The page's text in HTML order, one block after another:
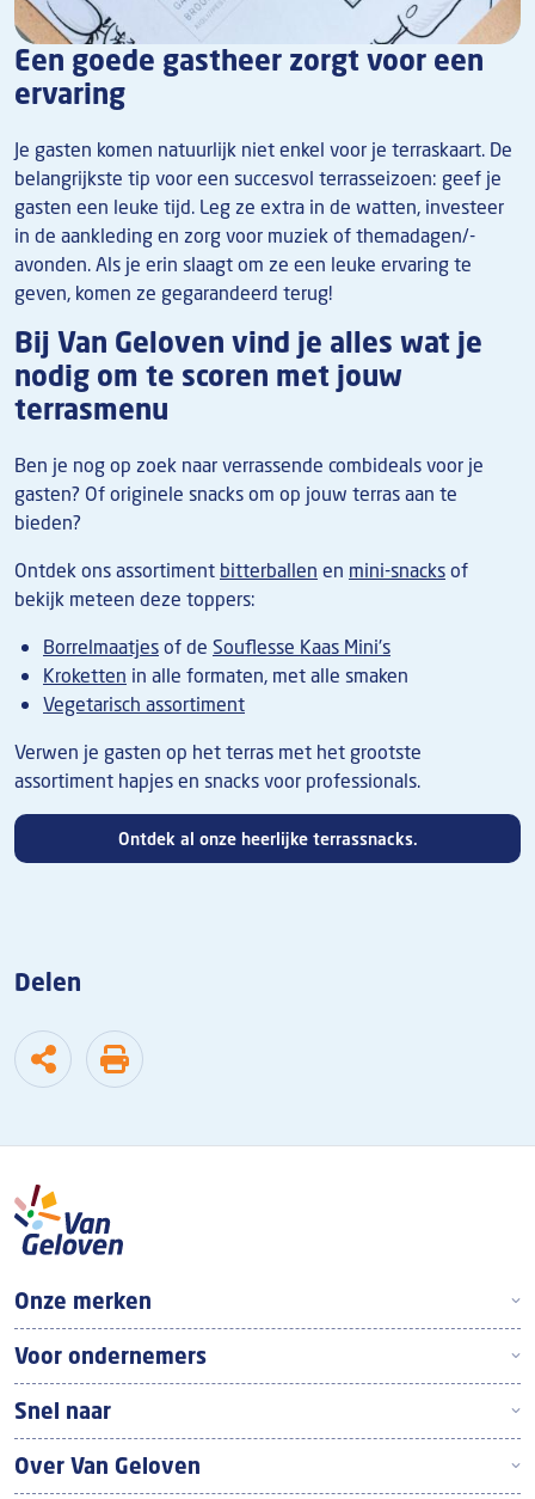
Een goede gastheer zorgt voor een
ervaring
Je gasten komen natuurlijk niet enkel voor je terraskaart. De
belangrijkste tip voor een succesvol terrasseizoen: geef je
gasten een leuke tijd. Leg ze extra in de watten, investeer
in de aankleding en zorg voor muziek of themadagen/-
avonden. Als je erin slaagt om ze een leuke ervaring te
geven, komen ze gegarandeerd terug!
Bij Van Geloven vind je alles wat je
nodig om te scoren met jouw
terrasmenu
Ben je nog op zoek naar verrassende combideals voor je
gasten? Of originele snacks om op jouw terras aan te
bieden?
Ontdek ons assortiment bitterballen en mini-snacksof
bekijk meteen deze toppers:
Borrelmaatjesof de Souflesse Kaas Mini's
Kroketten in alle formaten, met alle smaken
Vegetarisch assortiment
Verwen je gasten op het terras met het grootste
assortiment hapjes en snacks voor professionals.
Ontdek al onze heerlijke terrassnacks.
Delen
Boven footer
Onze merken
Voor ondernemers
Snel naar
Over Van Geloven